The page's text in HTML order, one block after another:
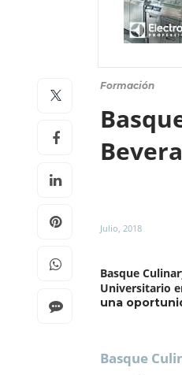
Formación
Julio, 2018
Basque
Universitario
una
Basque